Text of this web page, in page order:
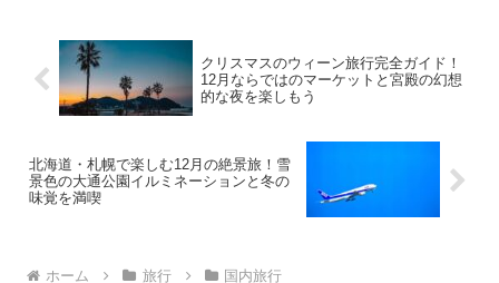
クリスマスのウィーン旅行完全ガイド！
12月ならではのマーケットと宮殿の幻想
的な夜を楽しもう
北海道・札幌で楽しむ12月の絶景旅！雪
景色の大通公園イルミネーションと冬の
味覚を満喫
ホーム 旅行 国内旅行